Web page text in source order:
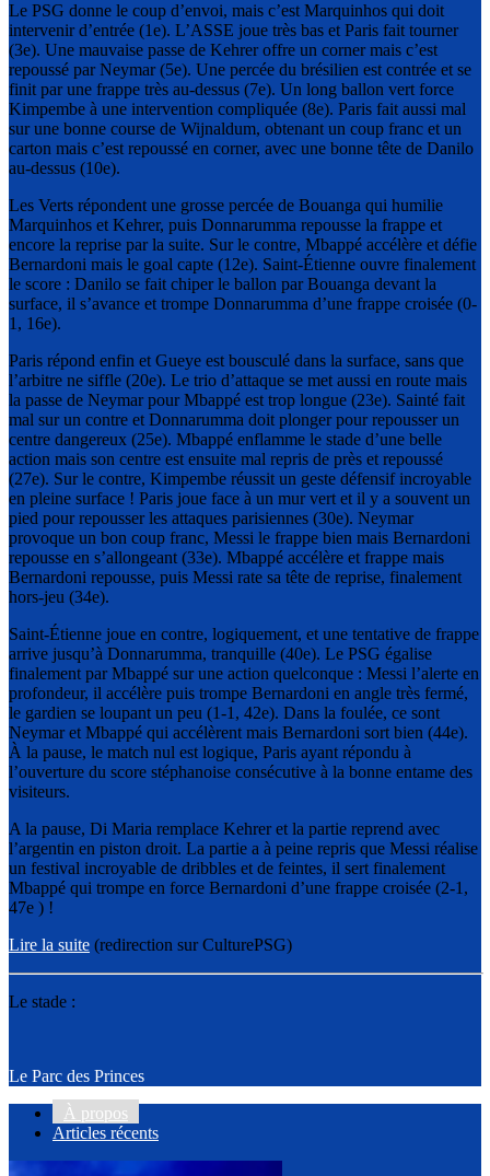
Le PSG donne le coup d’envoi, mais c’est Marquinhos qui doit
intervenir d’entrée (1e). L’ASSE joue très bas et Paris fait tourner
(3e). Une mauvaise passe de Kehrer offre un corner mais c’est
repoussé par Neymar (5e). Une percée du brésilien est contrée et se
finit par une frappe très au-dessus (7e). Un long ballon vert force
Kimpembe à une intervention compliquée (8e). Paris fait aussi mal
sur une bonne course de Wijnaldum, obtenant un coup franc et un
carton mais c’est repoussé en corner, avec une bonne tête de Danilo
au-dessus (10e).
Les Verts répondent une grosse percée de Bouanga qui humilie
Marquinhos et Kehrer, puis Donnarumma repousse la frappe et
encore la reprise par la suite. Sur le contre, Mbappé accélère et défie
Bernardoni mais le goal capte (12e). Saint-Étienne ouvre finalement
le score : Danilo se fait chiper le ballon par Bouanga devant la
surface, il s’avance et trompe Donnarumma d’une frappe croisée (0-
1, 16e).
Paris répond enfin et Gueye est bousculé dans la surface, sans que
l’arbitre ne siffle (20e). Le trio d’attaque se met aussi en route mais
la passe de Neymar pour Mbappé est trop longue (23e). Sainté fait
mal sur un contre et Donnarumma doit plonger pour repousser un
centre dangereux (25e). Mbappé enflamme le stade d’une belle
action mais son centre est ensuite mal repris de près et repoussé
(27e). Sur le contre, Kimpembe réussit un geste défensif incroyable
en pleine surface ! Paris joue face à un mur vert et il y a souvent un
pied pour repousser les attaques parisiennes (30e). Neymar
provoque un bon coup franc, Messi le frappe bien mais Bernardoni
repousse en s’allongeant (33e). Mbappé accélère et frappe mais
Bernardoni repousse, puis Messi rate sa tête de reprise, finalement
hors-jeu (34e).
Saint-Étienne joue en contre, logiquement, et une tentative de frappe
arrive jusqu’à Donnarumma, tranquille (40e). Le PSG égalise
finalement par Mbappé sur une action quelconque : Messi l’alerte en
profondeur, il accélère puis trompe Bernardoni en angle très fermé,
le gardien se loupant un peu (1-1, 42e). Dans la foulée, ce sont
Neymar et Mbappé qui accélèrent mais Bernardoni sort bien (44e).
À la pause, le match nul est logique, Paris ayant répondu à
l’ouverture du score stéphanoise consécutive à la bonne entame des
visiteurs.
A la pause, Di Maria remplace Kehrer et la partie reprend avec
l’argentin en piston droit. La partie a à peine repris que Messi réalise
un festival incroyable de dribbles et de feintes, il sert finalement
Mbappé qui trompe en force Bernardoni d’une frappe croisée (2-1,
47e ) !
Lire la suite (redirection sur CulturePSG)
Le stade :
Le Parc des Princes
À propos
Articles récents